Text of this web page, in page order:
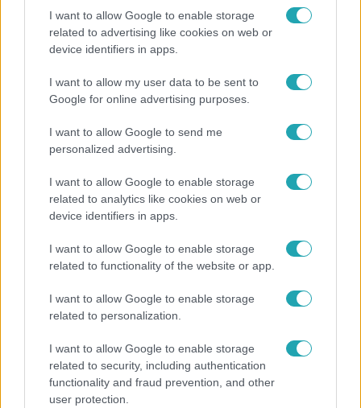
I want to allow Google to enable storage
related to advertising like cookies on web or
device identifiers in apps.
I want to allow my user data to be sent to
Google for online advertising purposes.
I want to allow Google to send me
personalized advertising.
I want to allow Google to enable storage
related to analytics like cookies on web or
device identifiers in apps.
I want to allow Google to enable storage
related to functionality of the website or app.
I want to allow Google to enable storage
related to personalization.
I want to allow Google to enable storage
related to security, including authentication
functionality and fraud prevention, and other
user protection.
Reggeli
Öt gyereket neveltek fel közösen – szinte sosem
Pluszpénzes légkondi, elfogyott jég, zöld rántotta:
Járai Máté kiakadt Siófokon